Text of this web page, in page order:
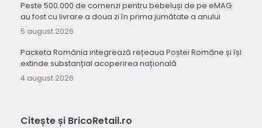
Peste 500.000 de comenzi pentru bebeluși de pe eMAG
au fost cu livrare a doua zi în prima jumătate a anului
5 august 2026
Packeta România integrează rețeaua Poștei Române și își
extinde substanțial acoperirea națională
4 august 2026
Citește și BricoRetail.ro